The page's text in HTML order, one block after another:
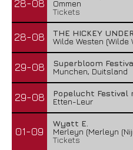
28-08
Ommen
Tickets
28-08
THE HICKEY
Wilde Westen (Wilde
29-08
Superbloom
Munchen, Duitsland
29-08
Popelucht Festival
Etten-Leur
01-09
Wyatt E.
Merleyn (Merleyn
Tickets